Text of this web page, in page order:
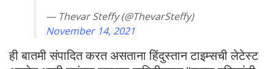
— Thevar Steffy (@ThevarSteffy)
November 14, 2021
ही बातमी संपादित करत असताना हिंदुस्तान टाइम्सची लेटेस्ट